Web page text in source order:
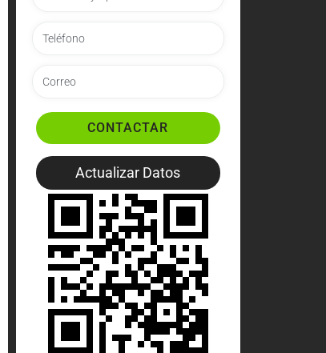
CONTACTAR
Actualizar Datos